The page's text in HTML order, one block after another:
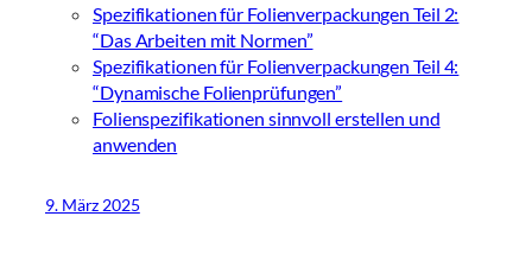
Spezifikationen für Folienverpackungen Teil 2:
“Das Arbeiten mit Normen”
Spezifikationen für Folienverpackungen Teil 4:
“Dynamische Folienprüfungen”
Folienspezifikationen sinnvoll erstellen und
anwenden
9. März 2025